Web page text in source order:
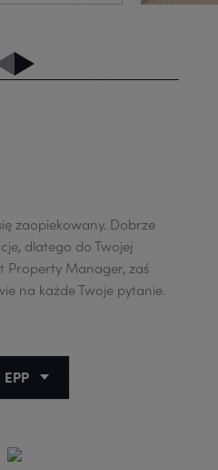
zaopiekowany. Dobrze
dlatego do Twojej
Property Manager, zaś
na każde Twoje pytanie.